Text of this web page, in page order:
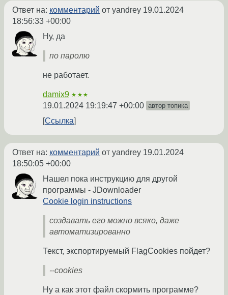
Ответ на: комментарий от yandrey 19.01.2024
18:56:33 +00:00
Ну, да
по паролю
не работает.
damix9 ★★★
19.01.2024 19:19:47 +00:00 автор топика
Ссылка
Ответ на: комментарий от yandrey 19.01.2024
18:50:05 +00:00
Нашел пока инструкцию для другой
программы - JDownloader
Cookie login instructions
создавать его можно всяко, даже
автоматизированно
Текст, экспортируемый FlagCookies пойдет?
--cookies
Ну а как этот файл скормить программе?